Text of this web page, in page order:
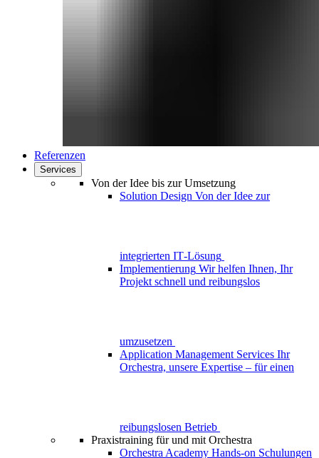
Referenzen
Services
Von der Idee bis zur Umsetzung
Solution Design Von der Idee zur
integrierten IT‑Lösung
Implementierung Wir helfen Ihnen, Ihr
Projekt schnell und reibungslos
umzusetzen
Application Management Services Ihr
Orchestra, unsere Expertise – für einen
reibungslosen Betrieb
Praxistraining für und mit Orchestra
Orchestra Academy Hands-on Schulungen